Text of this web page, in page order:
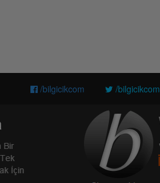
/bilgicikcom /bilgicikcom